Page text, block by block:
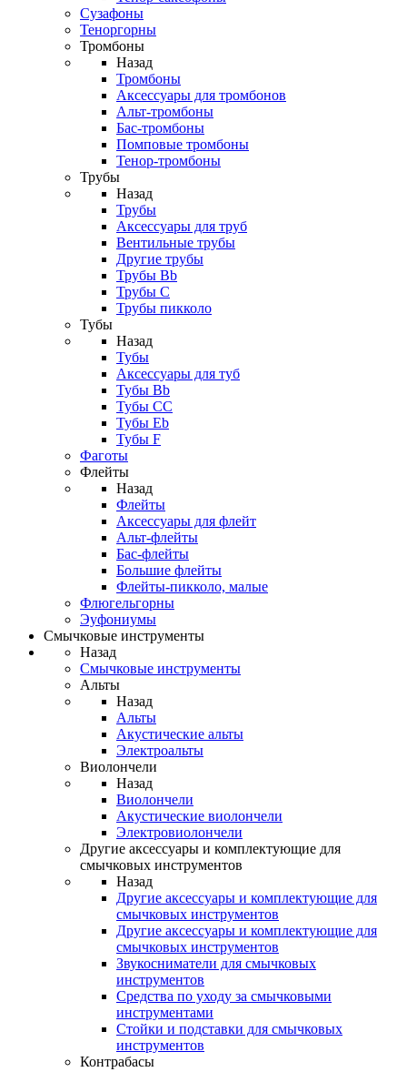
Сузафоны
Теноргорны
Тромбоны
Назад
Тромбоны
Аксессуары для тромбонов
Альт-тромбоны
Бас-тромбоны
Помповые тромбоны
Тенор-тромбоны
Трубы
Назад
Трубы
Аксессуары для труб
Вентильные трубы
Другие трубы
Трубы Bb
Трубы C
Трубы пикколо
Тубы
Назад
Тубы
Аксессуары для туб
Тубы Bb
Тубы CC
Тубы Eb
Тубы F
Фаготы
Флейты
Назад
Флейты
Аксессуары для флейт
Альт-флейты
Бас-флейты
Большие флейты
Флейты-пикколо, малые
Флюгельгорны
Эуфониумы
Смычковые инструменты
Назад
Смычковые инструменты
Альты
Назад
Альты
Акустические альты
Электроальты
Виолончели
Назад
Виолончели
Акустические виолончели
Электровиолончели
Другие аксессуары и комплектующие для
смычковых инструментов
Назад
Другие аксессуары и комплектующие для
смычковых инструментов
Другие аксессуары и комплектующие для
смычковых инструментов
Звукосниматели для смычковых
инструментов
Средства по уходу за смычковыми
инструментами
Стойки и подставки для смычковых
инструментов
Контрабасы